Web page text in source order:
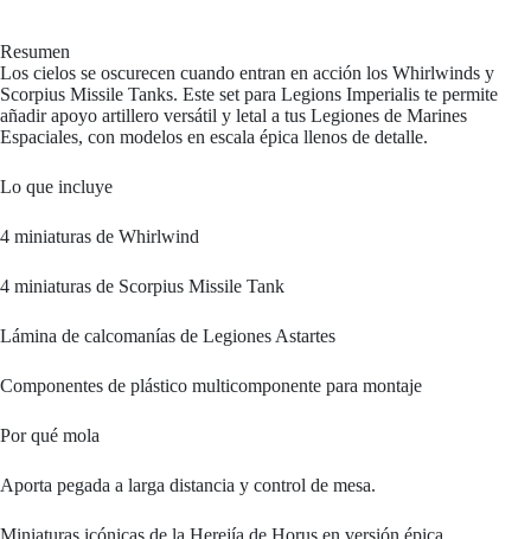
Resumen
Los cielos se oscurecen cuando entran en acción los Whirlwinds y
Scorpius Missile Tanks. Este set para Legions Imperialis te permite
añadir apoyo artillero versátil y letal a tus Legiones de Marines
Espaciales, con modelos en escala épica llenos de detalle.
Lo que incluye
4 miniaturas de Whirlwind
4 miniaturas de Scorpius Missile Tank
Lámina de calcomanías de Legiones Astartes
Componentes de plástico multicomponente para montaje
Por qué mola
Aporta pegada a larga distancia y control de mesa.